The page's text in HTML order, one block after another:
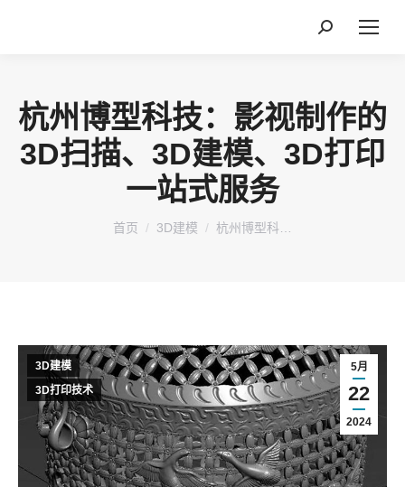
搜
杭州博型科技：影视制作的
3D扫描、3D建模、3D打印
一站式服务
您在这里：
首页 3D建模 杭州博型科…
5月
22
2024
3D建模
3D打印技术